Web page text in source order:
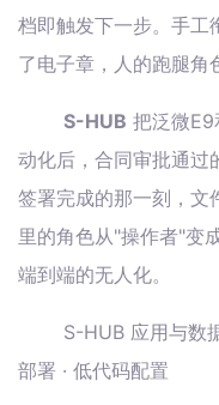
档即触发下一步。手工
了电子章，人的跑腿角
S-HUB 把泛微E9
动化后，合同审批通过
签署完成的那一刻，文
里的角色从"操作者"变
端到端的无人化。
S-HUB 应用与数
部署 · 低代码配置